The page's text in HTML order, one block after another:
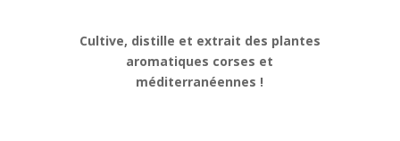
Cultive, distille et extrait des plantes
aromatiques corses et
méditerranéennes !